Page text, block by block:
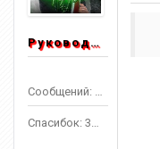
Руководитель
Сообщений: 1553
Спасибок: 3303